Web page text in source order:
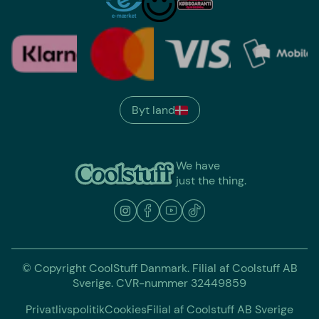
We have
just the thing.
Byt land
© Copyright CoolStuff Danmark. Filial af Coolstuff AB
Sverige. CVR-nummer 32449859
PrivatlivspolitikCookiesFilial af Coolstuff AB Sverige